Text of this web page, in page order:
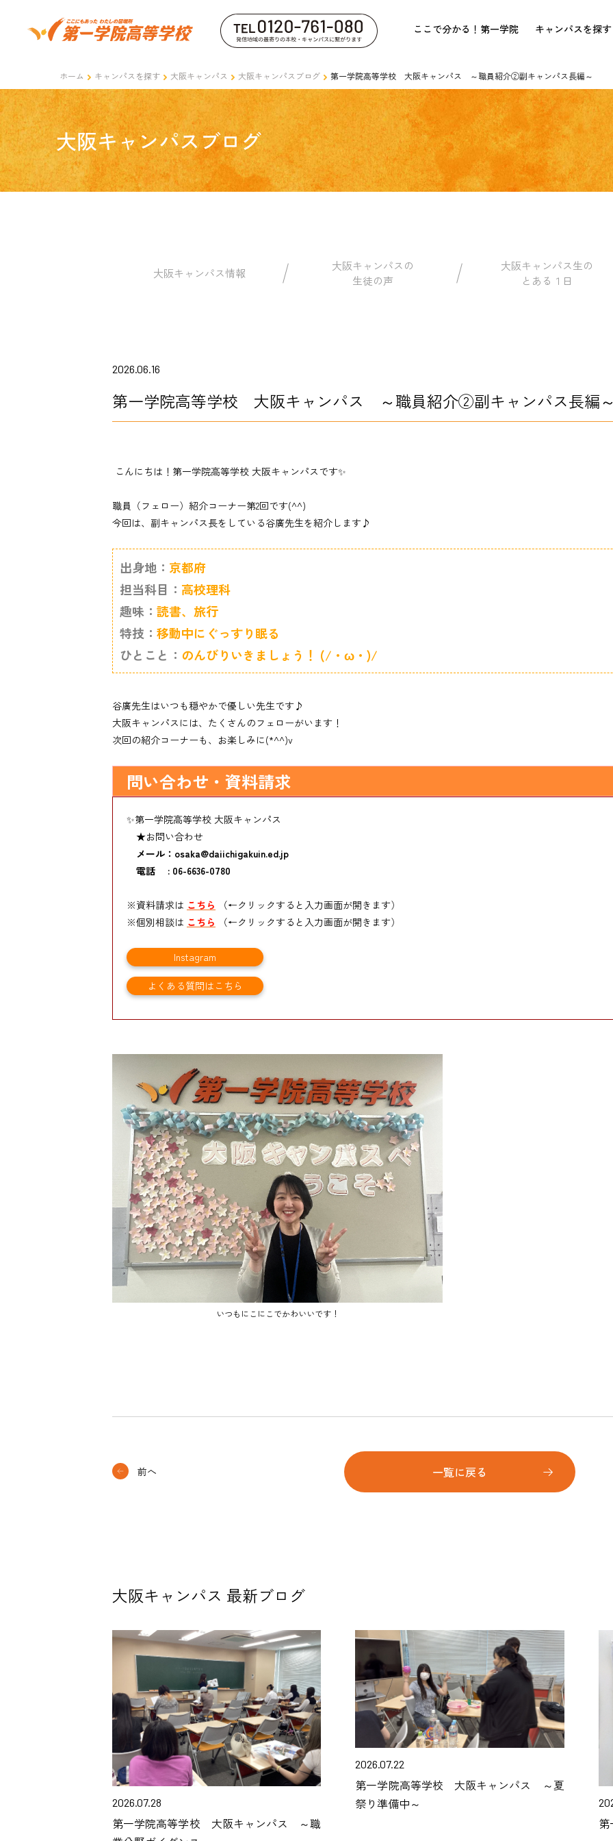
ここで分かる！第一学院 キャンパスを探す
ホーム キャンパスを探す 大阪キャンパス 大阪キャンパスブログ 第一学院高等学校 大阪キャンパス ～職員紹介②副キャンパス長編～
大阪キャンパスブログ
大阪キャンパス情報
大阪キャンパスの
生徒の声
大阪キャンパス生の
とある１日
2026.06.16
第一学院高等学校 大阪キャンパス ～職員紹介②副キャンパス長編
こんにちは！第一学院高等学校 大阪キャンパスです✨
職員（フェロー）紹介コーナー第2回です(^^)
今回は、副キャンパス長をしている谷廣先生を紹介します♪
出身地： 京都府
担当科目： 高校理科
趣味： 読書、旅行
特技： 移動中にぐっすり眠る
ひとこと： のんびりいきましょう！ (/・ω・)/
谷廣先生はいつも穏やかで優しい先生です♪
大阪キャンパスには、たくさんのフェローがいます！
次回の紹介コーナーも、お楽しみに(*^^)v
問い合わせ・資料請求
✨第一学院高等学校 大阪キャンパス
★お問い合わせ
メール：osaka@daiichigakuin.ed.jp
電話 : 06-6636-0780
※資料請求は こちら
（←クリックすると入力画面が開きます）
※個別相談は こちら （←クリックすると入力画面が開きます）
Instagram
よくある質問はこちら
いつもにこにこでかわいいです！
前へ 一覧に戻る
大阪キャンパス 最新ブログ
2026.07.28
第一学院高等学校 大阪キャンパス ～職
2026.07.22
第一学院高等学校 大阪キャンパス ～夏
祭り準備中～